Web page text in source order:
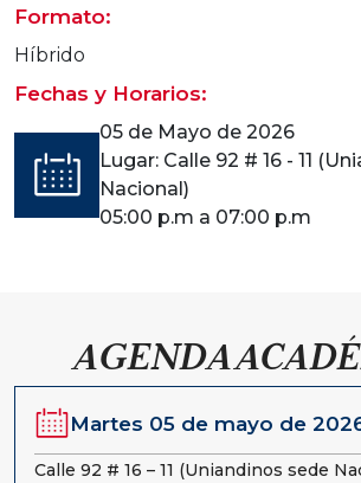
Formato:
Híbrido
Fechas y Horarios:
05 de Mayo de 2026
Lugar: Calle 92 # 16 - 11
Nacional)
05:00 p.m a 07:00 p.m
AGENDA
Martes 05 de mayo de
Calle 92 # 16 – 11 (Uniandinos sede